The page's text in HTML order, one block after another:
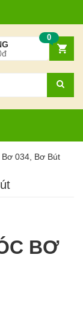
0
034, Bơ Bút
BƠ